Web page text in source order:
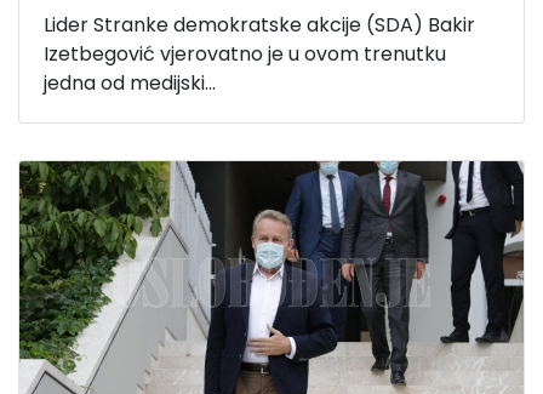
Lider Stranke demokratske akcije (SDA) Bakir
Izetbegović vjerovatno je u ovom trenutku
jedna od medijski...